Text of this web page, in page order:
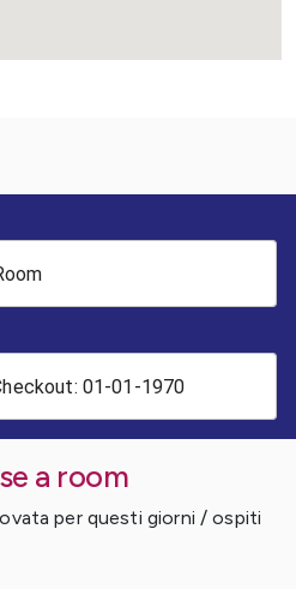
a room
per questi giorni / ospiti